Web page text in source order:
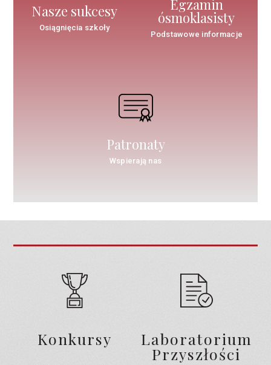
Nasze sukcesy
Osiągnięcia szkoły
Egzamin
ósmoklasisty
Podstawowe informacje
Patronaty
Wspierają nas
Konkursy Laboratorium
Przyszłości